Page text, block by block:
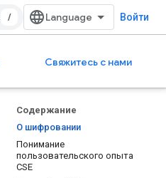
/ Войти
Свяжитесь с нами
Содержание
О шифровании
Понимание
пользовательского опыта
CSE